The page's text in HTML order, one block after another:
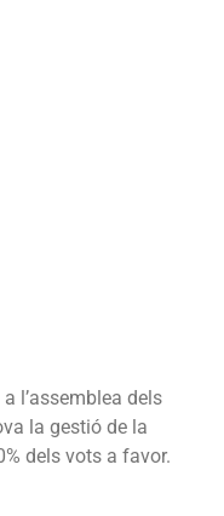
l’assemblea dels
la gestió de la
dels vots a favor.